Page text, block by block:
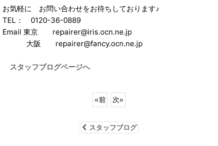
お気軽に お問い合わせをお待ちしております♪
TEL： 0120-36-0889
Email 東京 repairer@iris.ocn.ne.jp
大阪 repairer@fancy.ocn.ne.jp
スタッフブログページへ
«前 次»
スタッフブログ